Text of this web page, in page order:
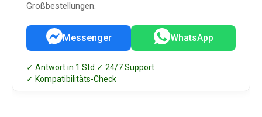
Großbestellungen.
Messenger WhatsApp
✓ Antwort in 1 Std. ✓ 24/7 Support
✓ Kompatibilitäts-Check